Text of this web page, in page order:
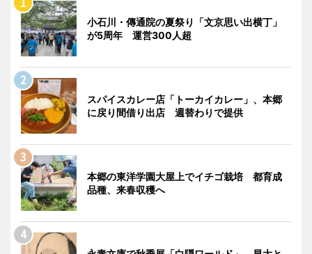
小石川・傳通院の夏祭り「文京思い出横丁」
が5周年 運営300人超
スパイスカレー店「トーカイカレー」、本郷
に戻り間借り出店 週替わりで提供
本郷の東洋学園大屋上でイチゴ栽培 都育成
品種、来春収穫へ